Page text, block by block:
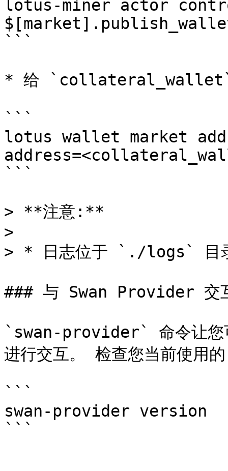
lotus-miner actor
$[market].publish_wallet
```
* 给 `collateral_wallet`
```
lotus wallet market add
```
> **注意:**
>
> * 日志位于 `./logs` 目
### 与 Swan Provider 交
`swan-provider` 命令让您
进行交互。 检查您当前使
```
swan-provider version